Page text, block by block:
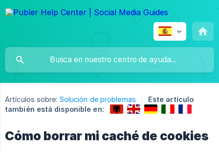
Artículos sobre: Solución de problemas
Este artículo
también está disponible en:
Cómo borrar mi caché de cookies